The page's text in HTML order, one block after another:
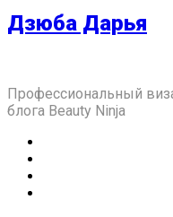
Дзюба Дарья
Профессиональный
блога Beauty Ninja